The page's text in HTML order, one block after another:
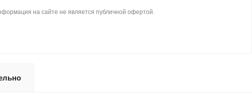
на сайте не является публичной офертой.